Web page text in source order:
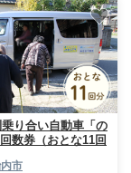
り合い自動車「の
数券（おとな11回
市